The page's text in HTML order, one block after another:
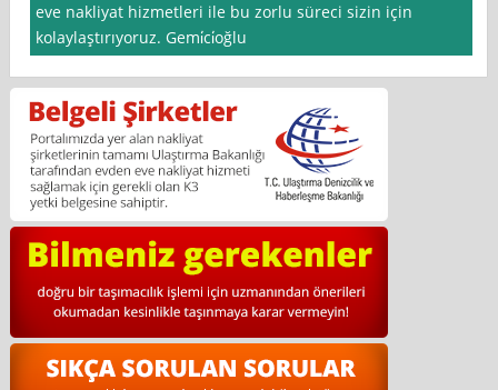
eve nakliyat hizmetleri ile bu zorlu süreci sizin için
kolaylaştırıyoruz. Gemi̇ci̇oğlu